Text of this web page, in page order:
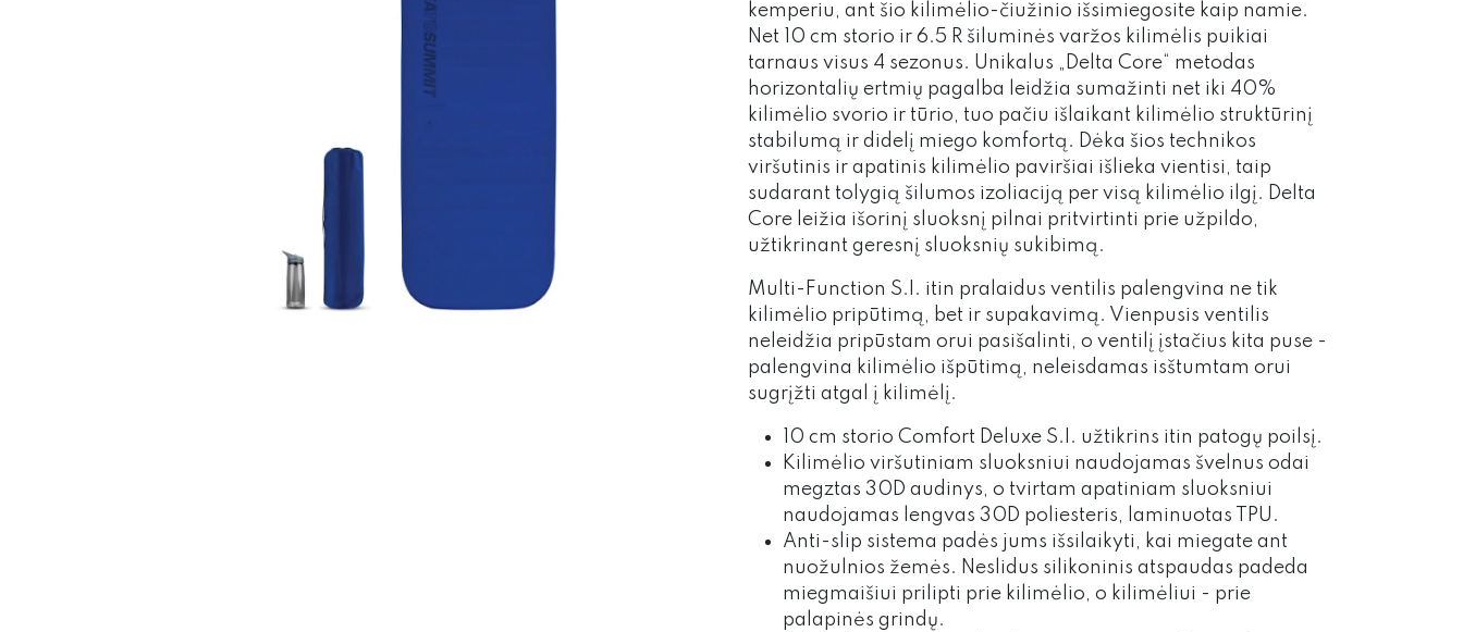
kemperiu, ant šio kilimėlio-čiužinio išsimiegosite kaip namie.
Net 10 cm storio ir 6.5 R šiluminės varžos kilimėlis puikiai
tarnaus visus 4 sezonus. Unikalus „Delta Core“ metodas
horizontalių ertmių pagalba leidžia sumažinti net iki 40%
kilimėlio svorio ir tūrio, tuo pačiu išlaikant kilimėlio struktūrinį
stabilumą ir didelį miego komfortą. Dėka šios technikos
viršutinis ir apatinis kilimėlio paviršiai išlieka vientisi, taip
sudarant tolygią šilumos izoliaciją per visą kilimėlio ilgį. Delta
Core leižia išorinį sluoksnį pilnai pritvirtinti prie užpildo,
užtikrinant geresnį sluoksnių sukibimą.
Multi-Function S.I. itin pralaidus ventilis palengvina ne tik
kilimėlio pripūtimą, bet ir supakavimą. Vienpusis ventilis
neleidžia pripūstam orui pasišalinti, o ventilį įstačius kita puse -
palengvina kilimėlio išpūtimą, neleisdamas isštumtam orui
sugrįžti atgal į kilimėlį.
10 cm storio Comfort Deluxe S.I. užtikrins itin patogų poilsį.
Kilimėlio viršutiniam sluoksniui naudojamas švelnus odai
megztas 30D audinys, o tvirtam apatiniam sluoksniui
naudojamas lengvas 30D poliesteris, laminuotas TPU.
Anti-slip sistema padės jums išsilaikyti, kai miegate ant
nuožulnios žemės. Neslidus silikoninis atspaudas padeda
miegmaišiui prilipti prie kilimėlio, o kilimėliui - prie
palapinės grindų.